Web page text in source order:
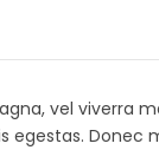
vel viverra
egestas. Donec